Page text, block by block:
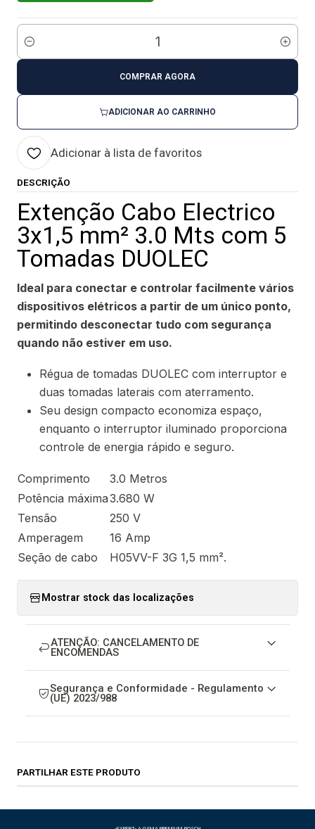
Quantidade
ADICIONAR AO CARRINHO
COMPRAR AGORA
Adicionar à lista de favoritos
DESCRIÇÃO
Extenção Cabo Electrico
3x1,5 mm² 3.0 Mts com 5
Tomadas DUOLEC
Ideal para conectar e controlar facilmente vários
dispositivos elétricos a partir de um único ponto,
permitindo desconectar tudo com segurança
quando não estiver em uso.
Régua de tomadas DUOLEC com interruptor e
duas tomadas laterais com aterramento.
Seu design compacto economiza espaço,
enquanto o interruptor iluminado proporciona
controle de energia rápido e seguro.
Comprimento
3.0 Metros
Potência máxima3.680 W
Tensão
250 V
Amperagem
16 Amp
Seção de cabo
H05VV-F 3G 1,5 mm².
Mostrar stock das localizações
ATENÇÃO: CANCELAMENTO DE
ENCOMENDAS
Segurança e Conformidade - Regulamento
(UE) 2023/988
PARTILHAR ESTE PRODUTO